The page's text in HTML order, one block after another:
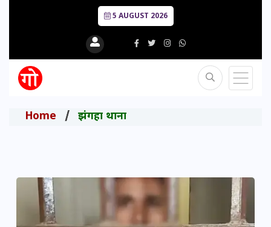
5 AUGUST 2026
Home झंगहा थाना